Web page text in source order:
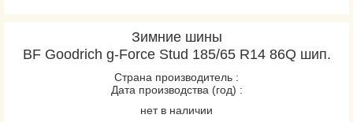
Зимние шины
BF Goodrich g-Force Stud 185/65 R14 86Q шип.
Страна производитель :
Дата производства (год) :
нет в наличии